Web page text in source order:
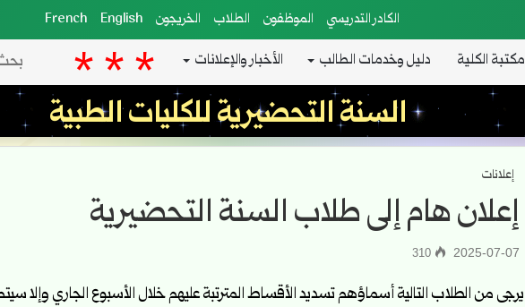
الكادر التدريسي الموظفون الطلاب الخريجون French English
مكتبة الكلية دليل وخدمات الطالب الأخبار والإعلانات
السنة التحضيرية للكليات الطبية
إعلانات
إعلان هام إلى طلاب السنة التحضيرية
2025-07-07
يرجى من الطلاب التالية أسماؤهم تسديد الأقساط المترتبة عليهم خلال الأسبوع الجاري وإلا